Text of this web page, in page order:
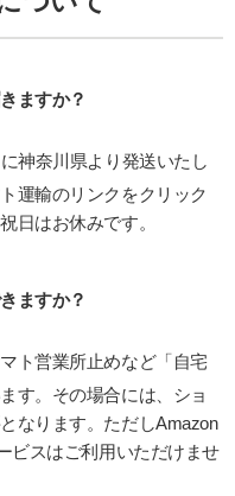
ますか？
神奈川県より発送いたし
運輸のリンクをクリック
日はお休みです。
ますか？
ト営業所止めなど「自宅
す。その場合には、ショ
なります。ただしAmazon
ビスはご利用いただけませ